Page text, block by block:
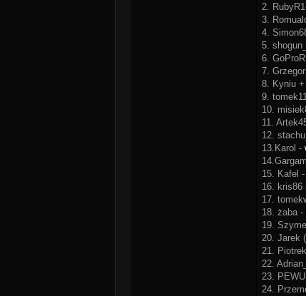
2.
3.
4.
5.
6.
7.
8. Kyniu
9.
10.
11.
12.
13.Karol -
15. Kafel -
16. kris86
17.
18. żaba -
19.
20. Jarek
21.
22.
23.
24.